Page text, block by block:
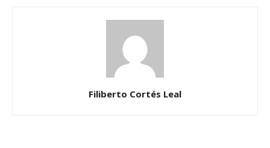
Filiberto Cortés Leal